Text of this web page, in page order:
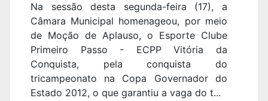
Na sessão desta segunda-feira (17), a
Câmara Municipal homenageou, por meio
de Moção de Aplauso, o Esporte Clube
Primeiro Passo - ECPP Vitória da
Conquista, pela conquista do
tricampeonato na Copa Governador do
Estado 2012, o que garantiu a vaga do t...